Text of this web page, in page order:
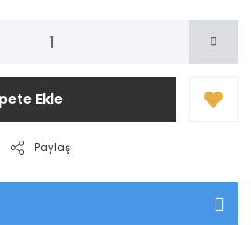
Ekle
Paylaş